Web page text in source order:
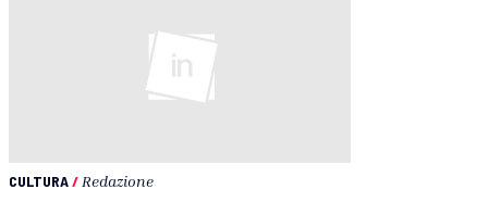
CULTURA/ Redazione